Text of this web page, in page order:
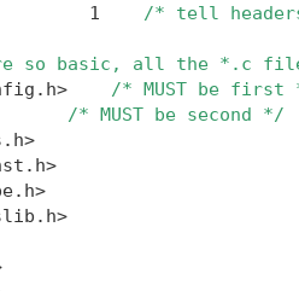
1
/* tell
so basic, all the *.c
/* MUST be
/* MUST be second */